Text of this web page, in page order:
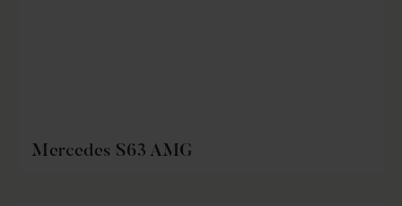
Mercedes S63 AMG